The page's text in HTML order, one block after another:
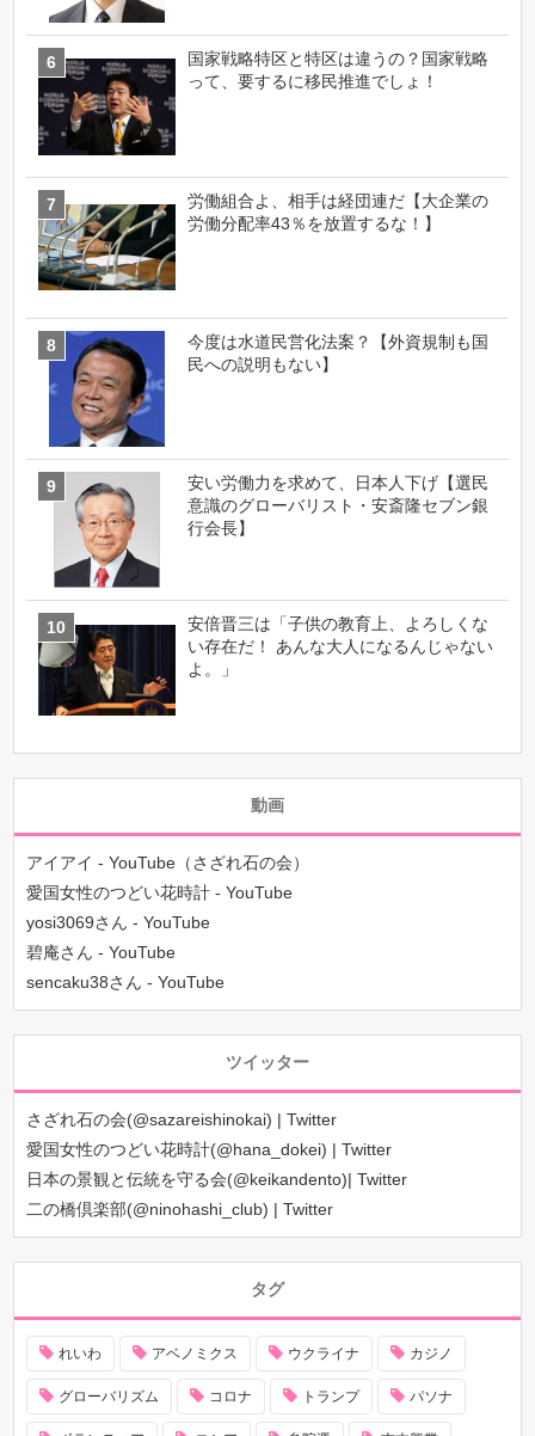
国家戦略特区と特区は違うの？国家戦略
って、要するに移民推進でしょ！
労働組合よ、相手は経団連だ【大企業の
労働分配率43％を放置するな！】
今度は水道民営化法案？【外資規制も国
民への説明もない】
安い労働力を求めて、日本人下げ【選民
意識のグローバリスト・安斎隆セブン銀
行会長】
安倍晋三は「子供の教育上、よろしくな
い存在だ！ あんな大人になるんじゃない
よ。」
動画
アイアイ - YouTube（さざれ石の会）
愛国女性のつどい花時計 - YouTube
yosi3069さん - YouTube
碧庵さん - YouTube
sencaku38さん - YouTube
ツイッター
さざれ石の会(@sazareishinokai) | Twitter
愛国女性のつどい花時計(@hana_dokei) | Twitter
日本の景観と伝統を守る会(@keikandento)| Twitter
二の橋倶楽部(@ninohashi_club) | Twitter
タグ
れいわ アベノミクス ウクライナ カジノ
グローバリズム コロナ トランプ パソナ